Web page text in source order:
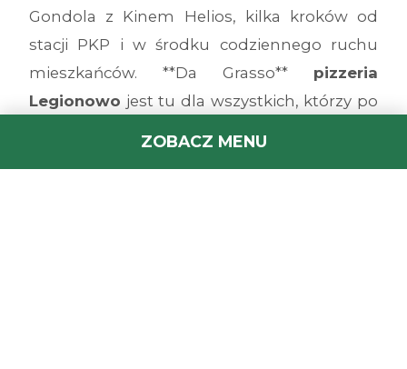
Gondola z Kinem Helios, kilka kroków od
stacji PKP i w środku codziennego ruchu
mieszkańców. **Da Grasso** pizzeria
Legionowo jest tu dla wszystkich, którzy po
ZOBACZ MENU